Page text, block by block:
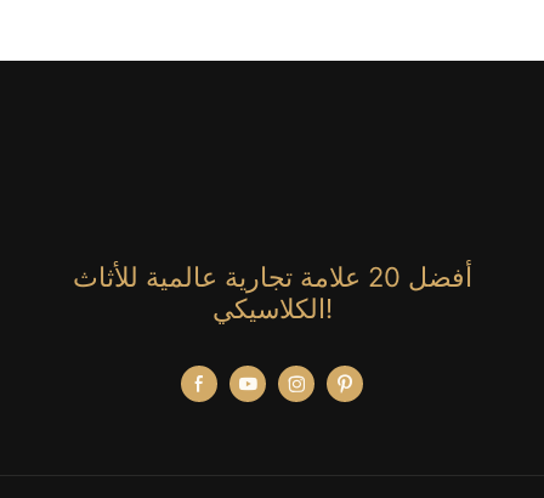
أفضل 20 علامة تجارية عالمية للأثاث
الكلاسيكي!